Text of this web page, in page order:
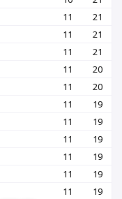
11
21
11
21
11
21
11
20
11
20
11
19
11
19
11
19
11
19
11
19
11
19